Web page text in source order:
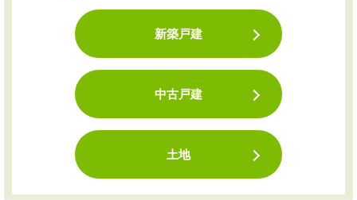
新築戸建
中古戸建
土地